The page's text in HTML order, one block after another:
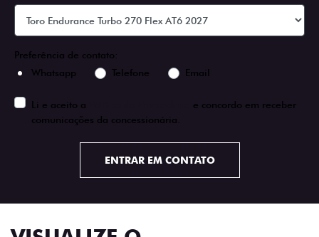
Preferência de contato:
Whatsapp
Telefone Email
Li e aceito a
e concordo em receber
comunicações da concessionária.
ENTRAR EM CONTATO